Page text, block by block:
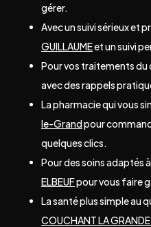
gérer.
Avec un suivi sérieux et
GUILLAUMEet un suivi
Pour vos traitements du
avec des rappels
La pharmacie qui vous
le-Grandpour
quelques clics.
Pour des soins adaptés
ELBEUFpour vous faire
La santé plus simple au
COUCHANT LA